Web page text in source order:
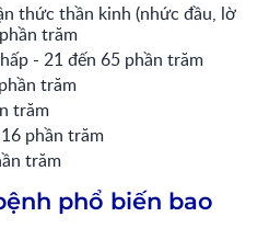
thức thần kinh (nhức đầu, lờ
trăm
- 21 đến 65 phần trăm
trăm
trăm
phần trăm
trăm
phổ biến bao